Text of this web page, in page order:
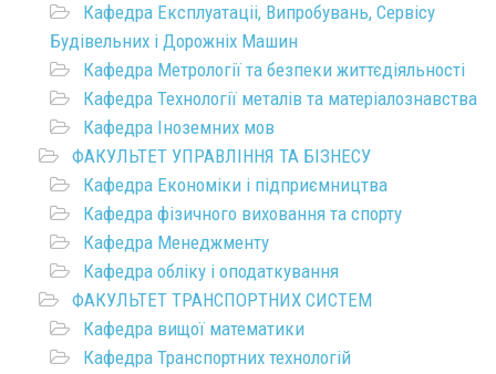
Кафедра Експлуатаціі, Випробувань, Сервісу
Будівельних і Дорожніх Машин
Кафедра Метрології та безпеки життєдіяльності
Кафедра Технології металів та матеріалознавства
Кафедра Іноземних мов
ФАКУЛЬТЕТ УПРАВЛІННЯ ТА БІЗНЕСУ
Кафедра Економіки і підприємництва
Кафедра фізичного виховання та спорту
Кафедра Менеджменту
Кафедра обліку і оподаткування
ФАКУЛЬТЕТ ТРАНСПОРТНИХ СИСТЕМ
Кафедра вищої математики
Кафедра Транспортних технологій